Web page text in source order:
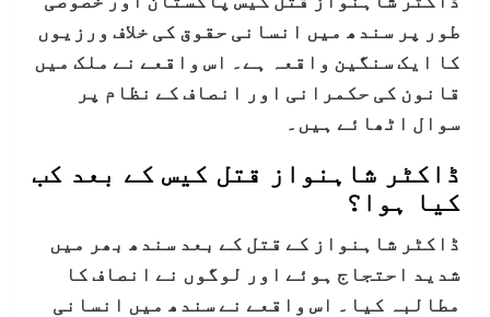
طور پر سندھ میں انسانی حقوق کی خلاف ورزیوں
کا ایک سنگین واقعہ ہے۔ اس واقعے نے ملک میں
قانون کی حکمرانی اور انصاف کے نظام پر
سوال اٹھائے ہیں۔
ڈاکٹر شاہنواز قتل کیس کے بعد کب
کیا ہوا؟
ڈاکٹر شاہنواز کے قتل کے بعد سندھ بھر میں
شدید احتجاج ہوئے اور لوگوں نے انصاف کا
مطالبہ کیا۔ اس واقعے نے سندھ میں انسانی